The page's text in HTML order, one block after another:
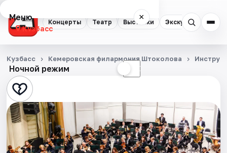
Концерты Театр Выставки Экскурсии
Меню ×
Кузбасс
Концерты
Театр
Выставки
Экскурсии
События
Ночной режим ☾
Кузбасс Кемеровская филармония Штоколова